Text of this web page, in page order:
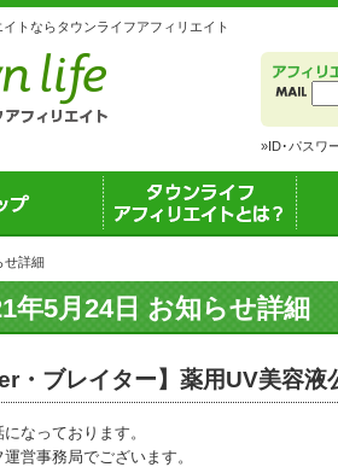
トならタウンライフアフィリエイト
»ID･パスワ
せ詳細
年5月24日 お知らせ詳細
・ブレイター】薬用UV美容液
なっております。
営事務局でございます。